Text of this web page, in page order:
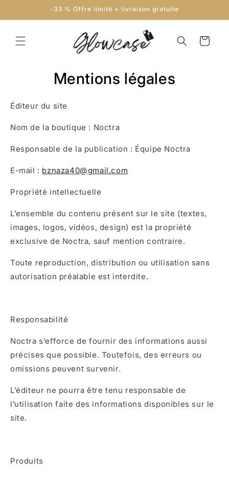
au
-33 % Offre limité + livraison gratuite
Panier
Mentions légales
Éditeur du site
Nom de la boutique : Noctra
Responsable de la publication : Équipe Noctra
E-mail : bznaza40@gmail.com
Propriété intellectuelle
L’ensemble du contenu présent sur le site (textes,
images, logos, vidéos, design) est la propriété
exclusive de Noctra, sauf mention contraire.
Toute reproduction, distribution ou utilisation sans
autorisation préalable est interdite.
Responsabilité
Noctra s’efforce de fournir des informations aussi
précises que possible. Toutefois, des erreurs ou
omissions peuvent survenir.
L’éditeur ne pourra être tenu responsable de
l’utilisation faite des informations disponibles sur le
site.
Produits